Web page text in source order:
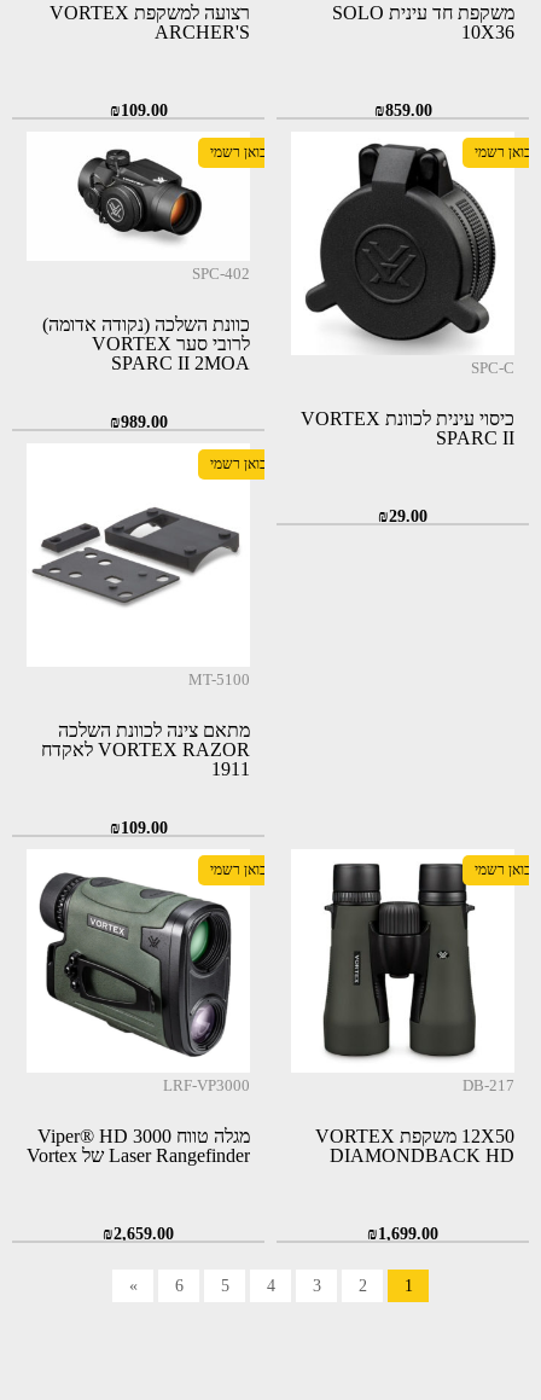
משקפת חד עינית SOLO
10X36
₪859.00
רצועה למשקפת VORTEX
ARCHER'S
₪109.00
יבואן רשמי
SPC-C
כיסוי עינית לכוונת VORTEX
SPARC II
₪29.00
יבואן רשמי
SPC-402
כוונת השלכה (נקודה אדומה)
לרובי סער VORTEX
SPARC II 2MOA
₪989.00
יבואן רשמי
MT-5100
מתאם צינה לכוונת השלכה
VORTEX RAZOR לאקדח
1911
₪109.00
יבואן רשמי
DB-217
12X50 משקפת VORTEX
DIAMONDBACK HD
₪1,699.00
יבואן רשמי
LRF-VP3000
מגלה טווח Viper® HD 3000
Laser Rangefinder של Vortex
₪2,659.00
1
2
3
4
5
6
»